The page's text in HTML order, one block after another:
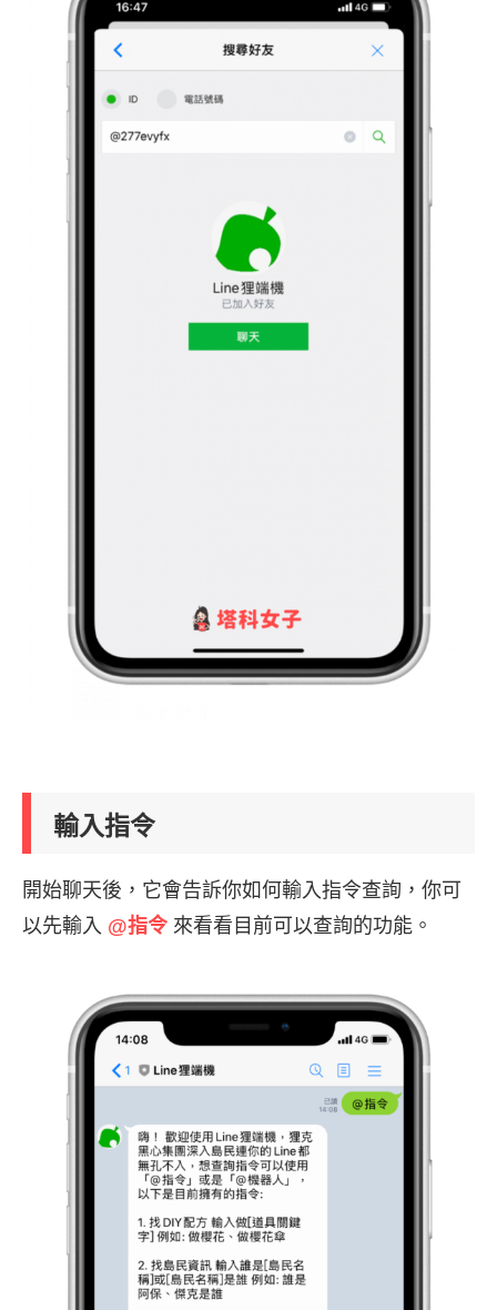
輸入指令
開始聊天後，它會告訴你如何輸入指令查詢，你可
以先輸入 @指令 來看看目前可以查詢的功能。